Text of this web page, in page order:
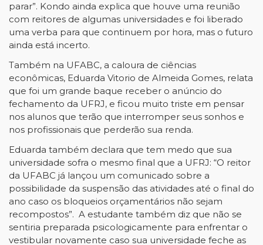
parar”. Kondo ainda explica que houve uma reunião
com reitores de algumas universidades e foi liberado
uma verba para que continuem por hora, mas o futuro
ainda está incerto.
Também na UFABC, a caloura de ciências
econômicas, Eduarda Vitorio de Almeida Gomes, relata
que foi um grande baque receber o anúncio do
fechamento da UFRJ, e ficou muito triste em pensar
nos alunos que terão que interromper seus sonhos e
nos profissionais que perderão sua renda.
Eduarda também declara que tem medo que sua
universidade sofra o mesmo final que a UFRJ: “O reitor
da UFABC já lançou um comunicado sobre a
possibilidade da suspensão das atividades até o final do
ano caso os bloqueios orçamentários não sejam
recompostos”. A estudante também diz que não se
sentiria preparada psicologicamente para enfrentar o
vestibular novamente caso sua universidade feche as